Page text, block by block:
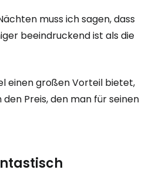
muss ich sagen, dass
beeindruckend ist als die
einen großen Vorteil bietet,
Preis, den man für seinen